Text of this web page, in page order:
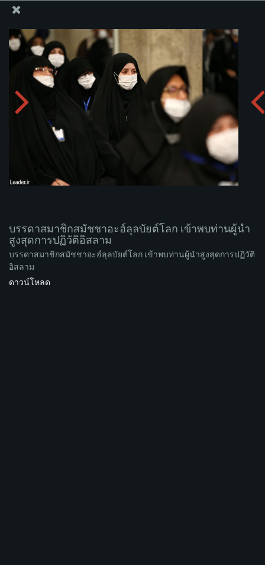
บรรดาสมาชิกสมัชชาอะฮ์ลุลบัยต์โลก เข้าพบท่านผู้นำ
สูงสุดการปฏิวัติอิสลาม
อัพโหลดอัลบั่ม:
บรรดาสมาชิกสมัชชาอะฮ์ลุลบัยต์โลก เข้าพบท่านผู้นำ
สูงสุดการปฏิวัติอิสลาม
บรรดาสมาชิกสมัชชาอะฮ์ลุลบัยต์โลก เข้าพบท่านผู้นำสูงสุดการปฏิวัติ
อิสลาม
ดาวน์โหลด